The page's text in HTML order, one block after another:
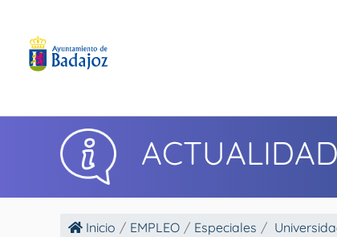
ACTUALIDAD
Inicio EMPLEO Especiales